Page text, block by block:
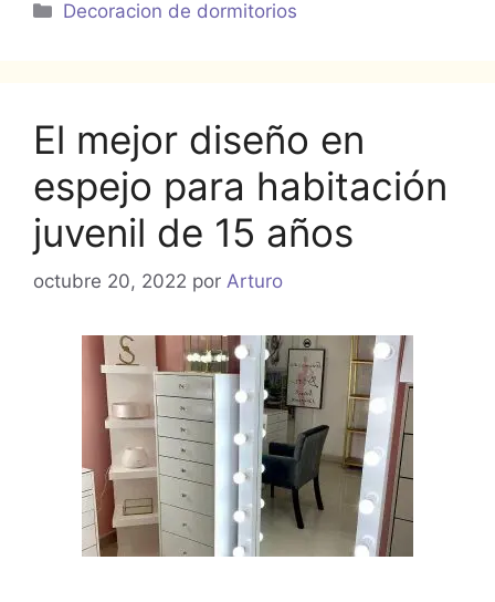
Categorías
Decoracion de dormitorios
El mejor diseño en
espejo para habitación
juvenil de 15 años
octubre 20, 2022 por Arturo